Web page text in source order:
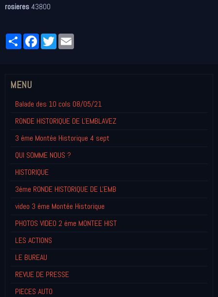
rosieres43800
PartagerFacebookTwitter
MENU
Balade des 10 cols 08/05/21
RONDE HISTORIQUE DE L'EMBLAVEZ
3 éme Montée Historique 4 sept
QUI SOMME NOUS ?
HISTORIQUE
3éme RONDE HISTORIQUE DE L'EMB
video 3 éme Montée Historique
PHOTOS VIDEO 2 éme MONTEE HIST
LES ACTIONS
LE BUREAU
REVUE DE PRESSE
PIECES AUTO